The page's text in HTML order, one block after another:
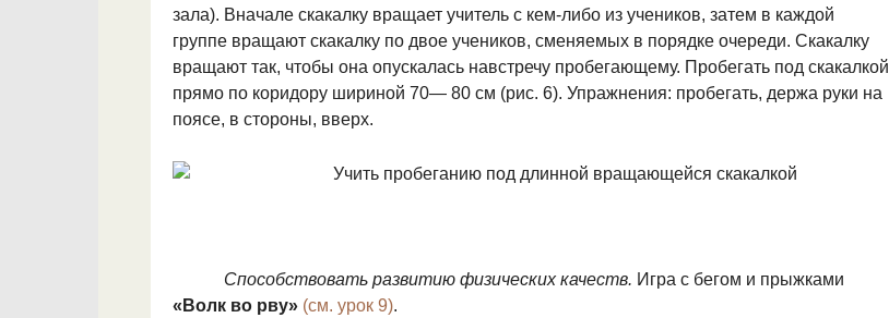
зала). Вначале скакал­ку вращает учитель с кем-либо из уче­ников, затем в каждой
группе вращают скакалку по двое учеников, сменяемых в порядке очереди. Скакалку
вращают так, чтобы она опускалась навстречу пробегающему. Пробегать под скакал­кой
прямо по коридору шириной 70— 80 см (рис. 6). Упражнения: пробегать, держа руки на
поясе, в стороны, вверх.
Способствовать развитию физиче­ских качеств. Игра с бегом и прыжка­ми
«Волк во рву» (см. урок 9).